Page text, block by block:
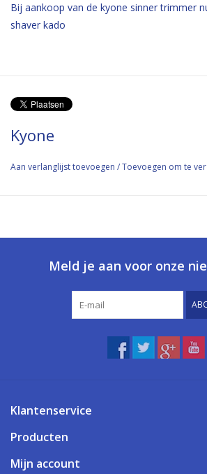
Bij aankoop van de kyone sinner trimmer
shaver kado
Kyone
Aan verlanglijst toevoegen /Toevoegen om te
Meld je aan voor onze
Klantenservice
Producten
Mijn account